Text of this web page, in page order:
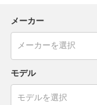
メーカー
モデル